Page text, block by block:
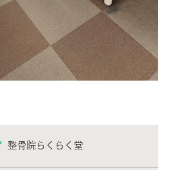
整骨院らくらく堂